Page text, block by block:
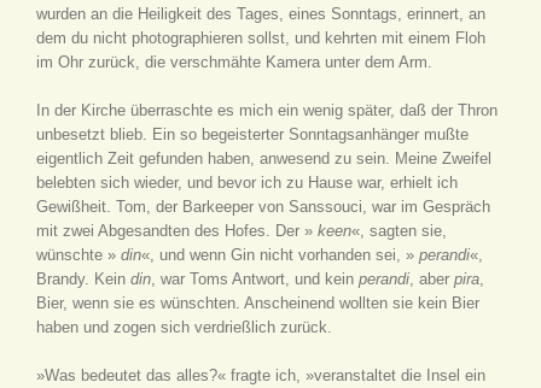
wurden an die Heiligkeit des Tages, eines Sonntags, erinnert, an
dem du nicht photographieren sollst, und kehrten mit einem Floh
im Ohr zurück, die verschmähte Kamera unter dem Arm.
In der Kirche überraschte es mich ein wenig später, daß der Thron
unbesetzt blieb. Ein so begeisterter Sonntagsanhänger mußte
eigentlich Zeit gefunden haben, anwesend zu sein. Meine Zweifel
belebten sich wieder, und bevor ich zu Hause war, erhielt ich
Gewißheit. Tom, der Barkeeper von Sanssouci, war im Gespräch
mit zwei Abgesandten des Hofes. Der » keen«, sagten sie,
wünschte » din«, und wenn Gin nicht vorhanden sei, » perandi«,
Brandy. Kein din , war Toms Antwort, und kein perandi , aber pira
Bier, wenn sie es wünschten. Anscheinend wollten sie kein Bier
haben und zogen sich verdrießlich zurück.
»Was bedeutet das alles?« fragte ich, »veranstaltet die Insel ein